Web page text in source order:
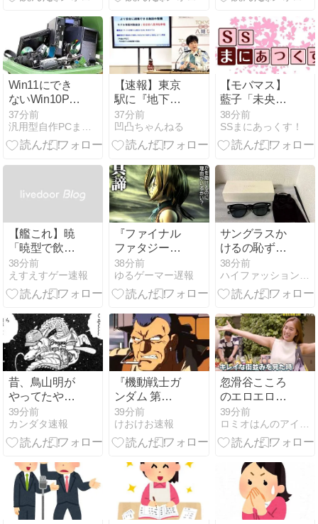
まった」 ディ
スクがあれば
一生遊べるお
じさん逝く
Win11にでき
ないWin10PC
ってさ
37分前
【速報】東京
駅に『地下シ
ェルター』整
備を正式表明
37分前
凹凸ちゃんねる
【モバマス】
藍子「未央ち
ゃんのお家
に」茜「突撃
です！！！」
て！？」
38分前
SSまにあっくす！
【艦これ】暁
「暁型で飲み
会するわ
よ！」【安価
あり】
38分前
えすえすゲー速報
『ファイナル
ファタジー
9』とかいう
とんでもない
名作
38分前
ゆるゲーマー遅報
サングラスか
けるの恥ずか
しいと思って
たけど、日差
し強すぎてサ
始めたわ
38分前
昔、鳥山明が
やってたやつ
のドラゴンの
名前わかるや
ついる？
39分前
カンダタ速報
『機動戦士ガ
ンダム 第
08MS小隊』
サンダースは
頼れる男
39分前
けおけお速報
忽滑谷こころ
のエロエロな
腋 ２６０８０
７
39分前